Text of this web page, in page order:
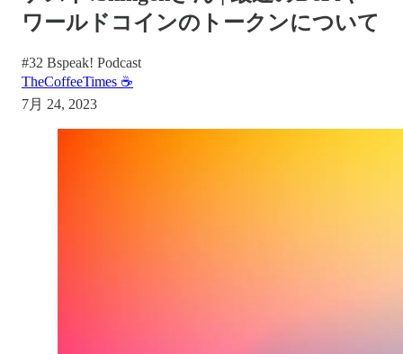
ワールドコインのトークンについて
#32 Bspeak! Podcast
TheCoffeeTimes ☕
7月 24, 2023